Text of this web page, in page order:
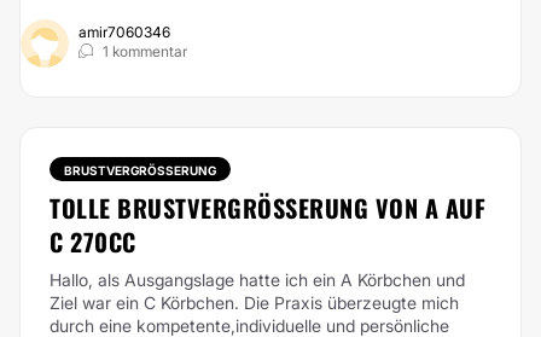
amir7060346
1 kommentar
BRUSTVERGRÖSSERUNG
TOLLE BRUSTVERGRÖSSERUNG VON A AUF C
270CC
Hallo, als Ausgangslage hatte ich ein A Körbchen und
Ziel war ein C Körbchen. Die Praxis überzeugte mich
durch eine kompetente,individuelle und persönliche